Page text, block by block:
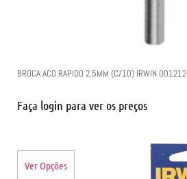
BROCA ACO RAPIDO 2,5MM (C/10) IRWIN 001212
Faça login para ver os preços
Ver Opções